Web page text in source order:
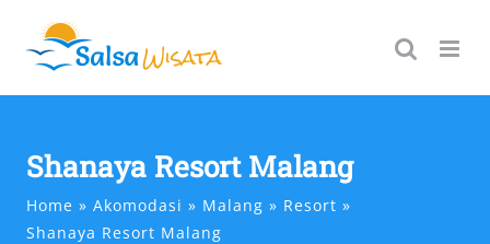
content
Shanaya Resort Malang
Home Akomodasi Malang
Resort
Shanaya Resort Malang